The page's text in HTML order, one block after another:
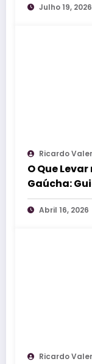
Julho 19, 2026
Ricardo
O Que
Gaúcha:
Abril 16, 2026
Ricardo